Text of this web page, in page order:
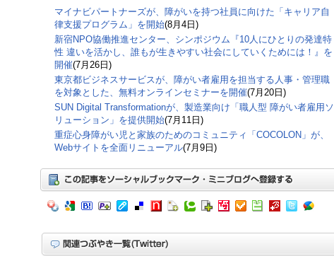
マイナビパートナーズが、障がいを持つ社員に向けた「キャリア自
律支援プログラム」を開始(8月4日)
新宿NPO協働推進センター、シンポジウム『10人にひとりの発達特
性 違いを活かし、誰もが生きやすい社会にしていくためには！』を
開催(7月26日)
東京都ビジネスサービスが、障がい者雇用を担当する人事・管理職
を対象とした、無料オンラインセミナーを開催(7月20日)
SUN Digital Transformationが、製造業向け「職人型 障がい者雇用ソ
リューション」を提供開始(7月11日)
重症心身障がい児と家族のためのコミュニティ「COCOLON」が、
Webサイトを全面リニューアル(7月9日)